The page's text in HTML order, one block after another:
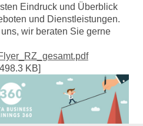
Eindruck und Überblick
und Dienstleistungen.
wir beraten Sie gerne
KB]